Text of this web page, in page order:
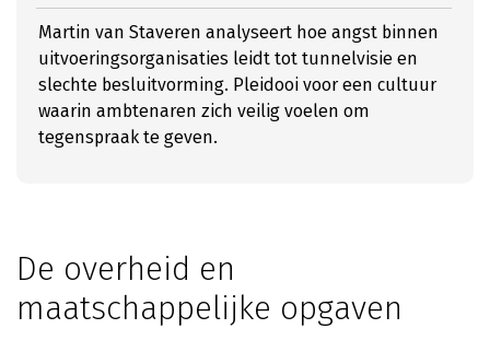
Martin van Staveren analyseert hoe angst binnen
uitvoeringsorganisaties leidt tot tunnelvisie en
slechte besluitvorming. Pleidooi voor een cultuur
waarin ambtenaren zich veilig voelen om
tegenspraak te geven.
De overheid en
maatschappelijke opgaven